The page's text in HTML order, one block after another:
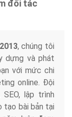
đối tác
, chúng tôi
dựng và phát
với mức chi
online. Đội
lập trình
tạo bài bản tại